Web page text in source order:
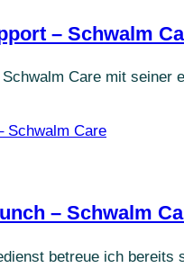
– Schwalm
Care mit seiner
– Schwalm
betreue ich